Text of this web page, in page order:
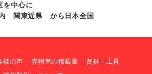
を中心に
関東近県 から日本全国
様の声 赤帽車の積載量
資材・工具